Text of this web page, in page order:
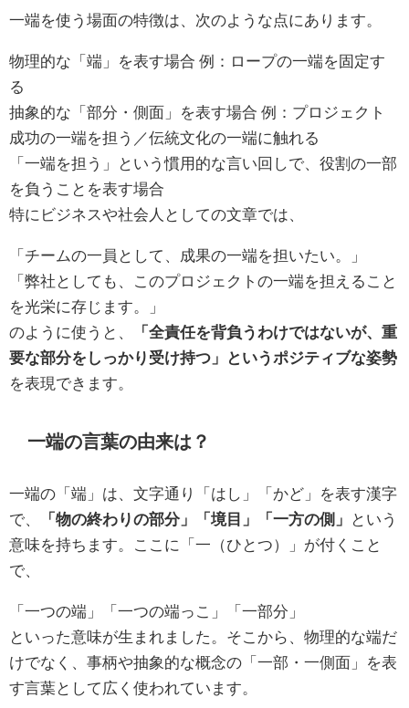
一端を使う場面の特徴は、次のような点にあります。
物理的な「端」を表す場合 例：ロープの一端を固定す
る
抽象的な「部分・側面」を表す場合 例：プロジェクト
成功の一端を担う／伝統文化の一端に触れる
「一端を担う」という慣用的な言い回しで、役割の一部
を負うことを表す場合
特にビジネスや社会人としての文章では、
「チームの一員として、成果の一端を担いたい。」
「弊社としても、このプロジェクトの一端を担えること
を光栄に存じます。」
のように使うと、
「全責任を背負うわけではないが、重
要な部分をしっかり受け持つ」というポジティブな姿勢
を表現できます。
一端の言葉の由来は？
一端の「端」は、文字通り「はし」「かど」を表す漢字
で、
「物の終わりの部分」「境目」「一方の側」
という
意味を持ちます。ここに「一（ひとつ）」が付くこと
で、
「一つの端」「一つの端っこ」「一部分」
といった意味が生まれました。そこから、物理的な端だ
けでなく、事柄や抽象的な概念の「一部・一側面」を表
す言葉として広く使われています。